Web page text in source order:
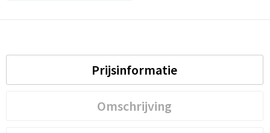
Prijsinformatie
Omschrijving